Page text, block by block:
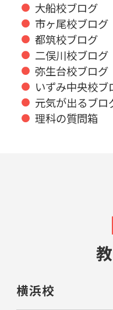
大船校ブログ
市ヶ尾校ブログ
都筑校ブログ
二俣川校ブログ
弥生台校ブログ
いずみ中央校ブ
元気が出るブロ
理科の質問箱
横浜校